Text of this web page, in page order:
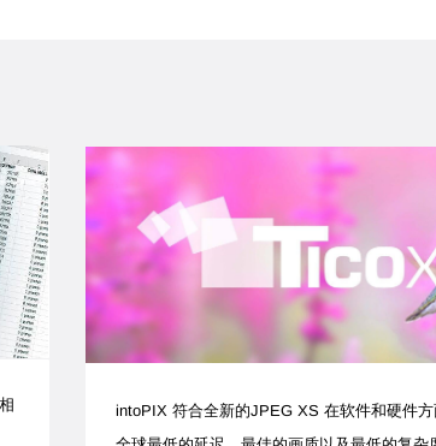
intoPIX 符合全新的JPEG XS 在软件和硬件方